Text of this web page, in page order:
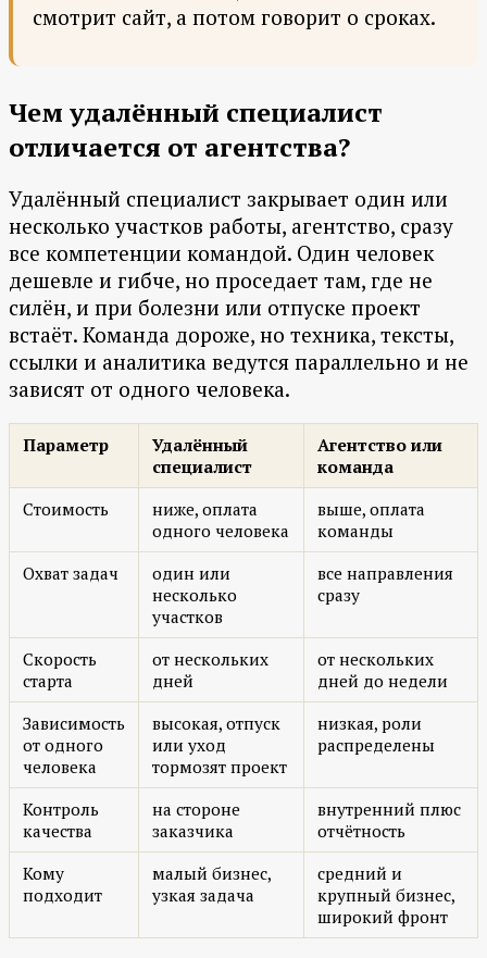
смотрит сайт, а потом говорит о сроках.
Чем удалённый специалист
отличается от агентства?
Удалённый специалист закрывает один или
несколько участков работы, агентство, сразу
все компетенции командой. Один человек
дешевле и гибче, но проседает там, где не
силён, и при болезни или отпуске проект
встаёт. Команда дороже, но техника, тексты,
ссылки и аналитика ведутся параллельно и не
зависят от одного человека.
Параметр
Удалённый
специалист
Агентство или
команда
Стоимость
ниже, оплата
одного человека
выше, оплата
команды
Охват задач
один или
несколько
участков
все направления
сразу
Скорость
старта
от нескольких
дней
от нескольких
дней до недели
Зависимость
от одного
человека
высокая, отпуск
или уход
тормозят проект
низкая, роли
распределены
Контроль
качества
на стороне
заказчика
внутренний плюс
отчётность
Кому
подходит
малый бизнес,
узкая задача
средний и
крупный бизнес,
широкий фронт